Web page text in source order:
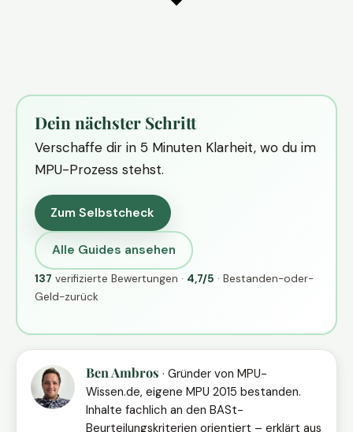
Dein nächster Schritt
Verschaffe dir in 5 Minuten Klarheit, wo du im
MPU-Prozess stehst.
Zum Selbstcheck
Alle Guides ansehen
137 verifizierte Bewertungen · 4,7/5 · Bestanden-oder-
Geld-zurück
Ben Ambros · Gründer von MPU-
Wissen.de, eigene MPU 2015 bestanden.
Inhalte fachlich an den BASt-
Beurteilungskriterien orientiert – erklärt aus